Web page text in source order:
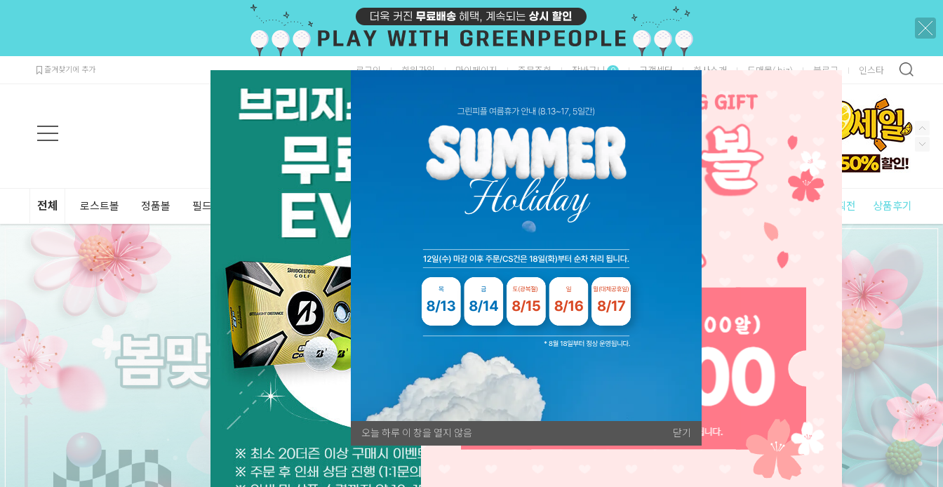
즐겨찾기에 추가 로그인 회원가입 마이페이지 주문조회 장바구니 0 고객센터 회사소개 도매몰(.biz) 블로그 인스타
검색
Previous
Next
전체 로스트볼 정품볼 필드용품 장갑/모자 골프클럽 골프가방 선물/인쇄 기획전 상품후기
오늘 하루 이 창을 열지 않음 닫기